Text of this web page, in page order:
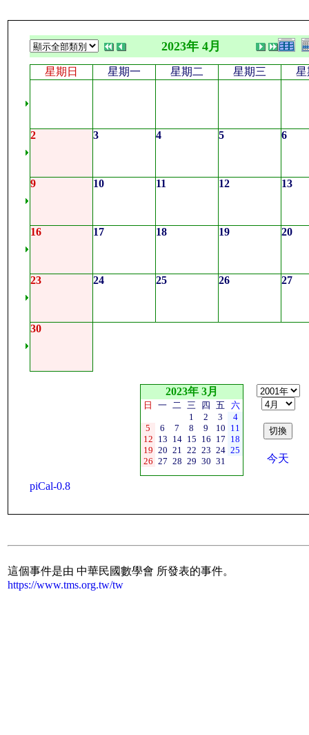
2023年 4月
星期日 星期一 星期二 星期三 星
2 3 4 5 6
9 10 11 12 13
16 17 18 19 20
23 24 25 26 27
30
2023年 3月
日 一 二 三 四 五
六
1
2 3
4
5
6 7 8 9 10 11
12 13 14 15 16 17 18
19 20 21 22 23 24 25
26 27 28 29 30 31 今天
piCal-0.8
這個事件是由 中華民國數學會 所發表的事件。
https://www.tms.org.tw/tw